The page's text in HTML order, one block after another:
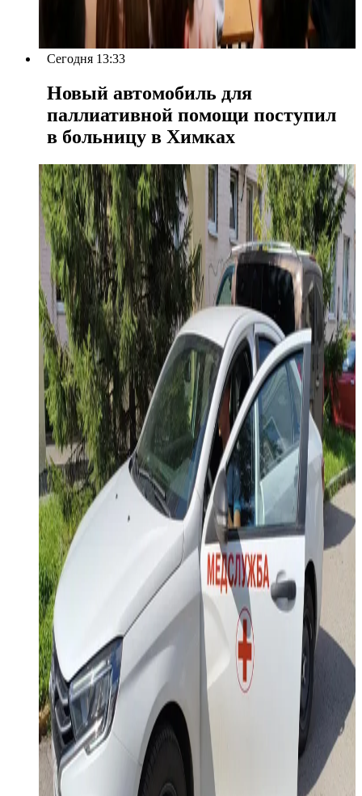
Сегодня 13:33
Новый автомобиль для
паллиативной помощи поступил
в больницу в Химках